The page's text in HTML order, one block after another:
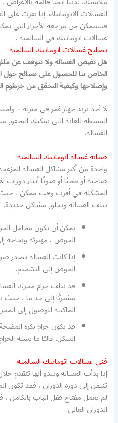
الغسالات الاتوماتيك. إذا نقرت
فستتمكن من مراجعة الأجزاء التي
غسالات اتوماتيك في السالمية .
تصليح غسالات اتوماتيك السالمية
هل تفيض الغسالة ولا تتوقف عن
الخاص بنا للحصول على نصائح حول
وإصلاحها وكيفية التحقق من
لا أحد يريد جهاز غمر في منزله –
البسيطة للغاية التي يمكنك التحقق
الغسالة.
صيانة غسالة اتوماتيك السالمية
واحدة من أكثر مشاكل الغسالة
صاخبة أو طحنًا أو صوتًا أثناء دورات
المشكلة في أقرب وقت ممكن ، حيث
تتلف الغسالة وتخلق مشاكل جديدة.
يمكن أن تكون محامل
الحوض ، مهترئة وبحاجة
إذا كانت الغسالة تصدر
الحوض إلى التشحيم.
قد يتلف حزام محرك
مشتركًا إلى حد ما ، حيث
الماكينة للوصول إلى
قد يكون حزام بكرة
الشكل. غالبًا ما يشبه
فني غسالات اتوماتيك السالمية
إذا بدأت الغسالة ويبدو أنها تتقدم
تنتقل إلى دورة الدوران ، فقد تكون
لم يعمل مفتاح قفل الباب بالكامل
الدوران العالي.